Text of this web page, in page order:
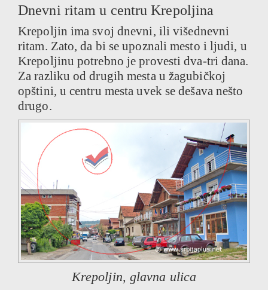
Dnevni ritam u centru Krepoljina
Krepoljin ima svoj dnevni, ili višednevni
ritam. Zato, da bi se upoznali mesto i ljudi, u
Krepoljinu potrebno je provesti dva-tri dana.
Za razliku od drugih mesta u žagubičkoj
opštini, u centru mesta uvek se dešava nešto
drugo.
Krepoljin, glavna ulica